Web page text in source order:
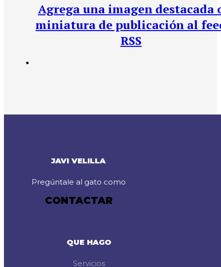
Agrega una imagen destacada
miniatura de publicación al
RSS
JAVI VELILLA
Pregúntale al gato como
CONTACTAR
QUE HAGO
Servicios